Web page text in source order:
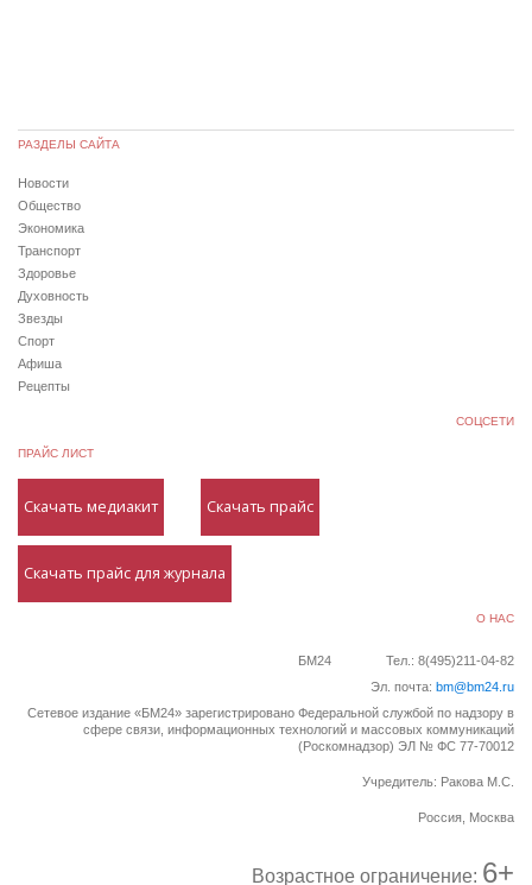
РАЗДЕЛЫ САЙТА
Новости
Общество
Экономика
Транспорт
Здоровье
Духовность
Звезды
Спорт
Афиша
Рецепты
СОЦСЕТИ
ПРАЙС ЛИСТ
Скачать медиакит Скачать прайс
Скачать прайс для журнала
О НАС
БМ24
Тел.: 8(495)211-04-82
Эл. почта: bm@bm24.ru
Сетевое издание «БМ24» зарегистрировано Федеральной службой по надзору в
сфере связи, информационных технологий и массовых коммуникаций
(Роскомнадзор) ЭЛ № ФС 77-70012
Учредитель: Ракова М.С.
Россия, Москва
Возрастное ограничение: 6+